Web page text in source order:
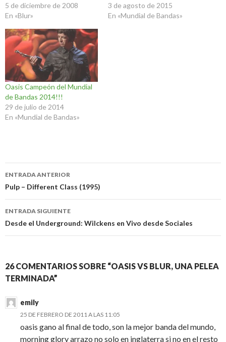
5 de diciembre de 2008
En «Blur»
3 de agosto de 2015
En «Mundial de Bandas»
Oasis Campeón del Mundial
de Bandas 2014!!!
29 de julio de 2014
En «Mundial de Bandas»
Navegación
de
entradas
ENTRADA ANTERIOR
Pulp – Different Class (1995)
ENTRADA SIGUIENTE
Desde el Underground: Wilckens en Vivo desde Sociales
26 COMENTARIOS SOBRE “OASIS VS BLUR, UNA PELEA
TERMINADA”
emily
25 DE FEBRERO DE 2011 A LAS 11:05
oasis gano al final de todo, son la mejor banda del mundo,
morning glory arrazo no solo en inglaterra si no en el resto